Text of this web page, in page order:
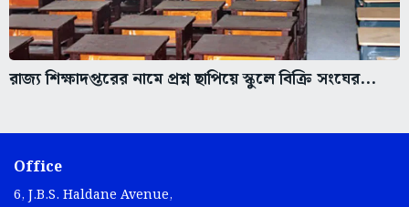
রাজ্য শিক্ষাদপ্তরের নামে প্রশ্ন ছাপিয়ে স্কুলে বিক্রি সংঘের...
Office
6, J.B.S. Haldane Avenue,